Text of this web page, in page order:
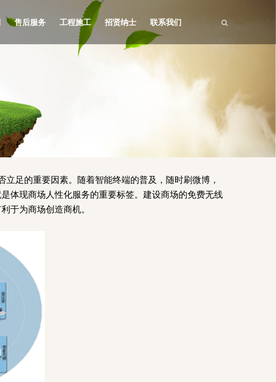
售后服务 工程施工 招贤纳士 联系我们
足的重要因素。随着智能终端的普及，随时刷微博，
体现商场人性化服务的重要标签。建设商场的免费无线
于为商场创造商机。